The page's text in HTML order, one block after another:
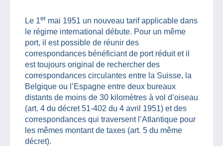
Le 1er mai 1951 un nouveau tarif applicable dans
le régime international débute. Pour un même
port, il est possible de réunir des
correspondances bénéficiant de port réduit et il
est toujours original de rechercher des
correspondances circulantes entre la Suisse, la
Belgique ou l’Espagne entre deux bureaux
distants de moins de 30 kilomètres à vol d’oiseau
(art. 4 du décret 51-402 du 4 avril 1951) et des
correspondances qui traversent l’Atlantique pour
les mêmes montant de taxes (art. 5 du même
décret).